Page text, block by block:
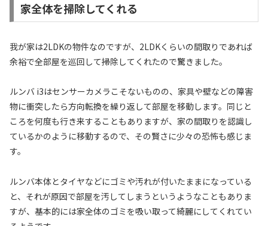
家全体を掃除してくれる
我が家は2LDKの物件なのですが、2LDKくらいの間取りであれば
余裕で全部屋を巡回して掃除してくれたので驚きました。
ルンバ i3はセンサーカメラこそないものの、家具や壁などの障害
物に衝突したら方向転換を繰り返して部屋を移動します。同じと
ころを何度も行き来することもありますが、家の間取りを認識し
ているかのように移動するので、その賢さに少々の恐怖も感じま
す。
ルンバ本体とタイヤなどにゴミや汚れが付いたままになっている
と、それが原因で部屋を汚してしまうというようなこともありま
すが、基本的には家全体のゴミを吸い取って綺麗にしてくれてい